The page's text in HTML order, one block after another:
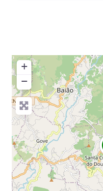
+
−